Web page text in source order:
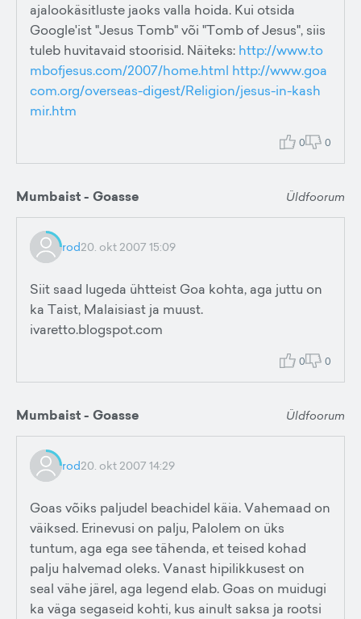
ajalookäsitluste jaoks valla hoida. Kui otsida
Google'ist "Jesus Tomb" või "Tomb of Jesus", siis
tuleb huvitavaid stoorisid. Näiteks: http://www.to
mbofjesus.com/2007/home.html http://www.goa
com.org/overseas-digest/Religion/jesus-in-kash
mir.htm
0 0
Mumbaist - Goasse Üldfoorum
rod20. okt 2007 15:09
Siit saad lugeda ühtteist Goa kohta, aga juttu on
ka Taist, Malaisiast ja muust.
ivaretto.blogspot.com
0 0
Mumbaist - Goasse Üldfoorum
rod20. okt 2007 14:29
Goas võiks paljudel beachidel käia. Vahemaad on
väiksed. Erinevusi on palju, Palolem on üks
tuntum, aga ega see tähenda, et teised kohad
palju halvemad oleks. Vanast hipilikkusest on
seal vähe järel, aga legend elab. Goas on muidugi
ka väga segaseid kohti, kus ainult saksa ja rootsi